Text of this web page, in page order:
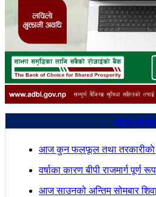
ताजा
आज कुन फलफूल तथा तरकारीकाे
वर्षाका कारण बीपी राजमार्ग पूर्ण
आज साउनको अन्तिम सोमबार